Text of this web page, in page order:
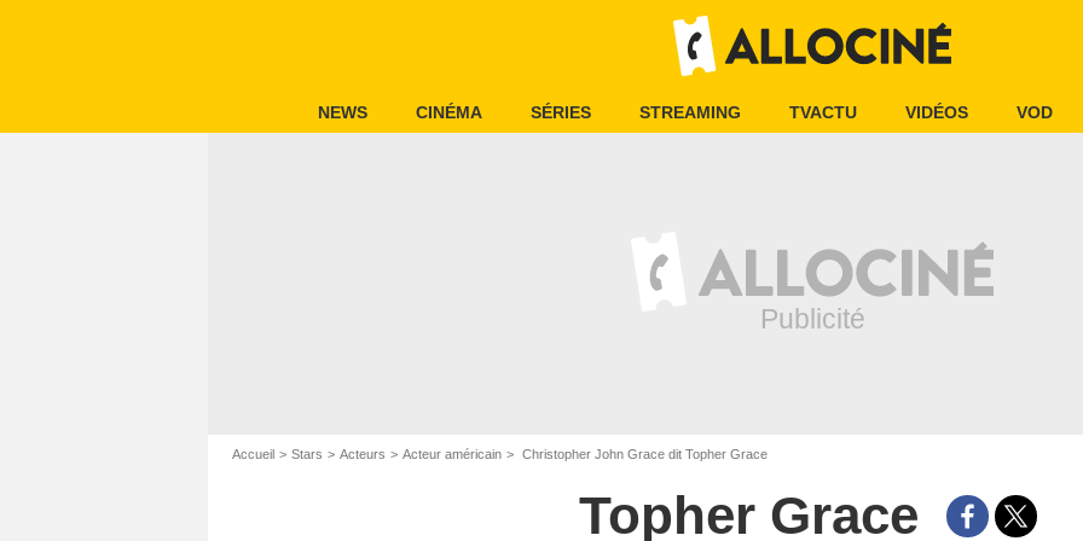
NEWS CINÉMA SÉRIES STREAMING TVACTU VIDÉOS VOD
Accueil Stars Acteurs Acteur américain Christopher John Grace dit Topher Grace
Topher Grace